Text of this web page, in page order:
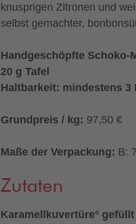
knusprigen Zitronen und
selbst gemachter,
Handgeschöpfte Schoko-
20 g Tafel
Haltbarkeit: mindestens 3
Grundpreis / kg: 97,50 €
Maße der Verpackung: B:
Zutaten
Karamellkuvertüre°